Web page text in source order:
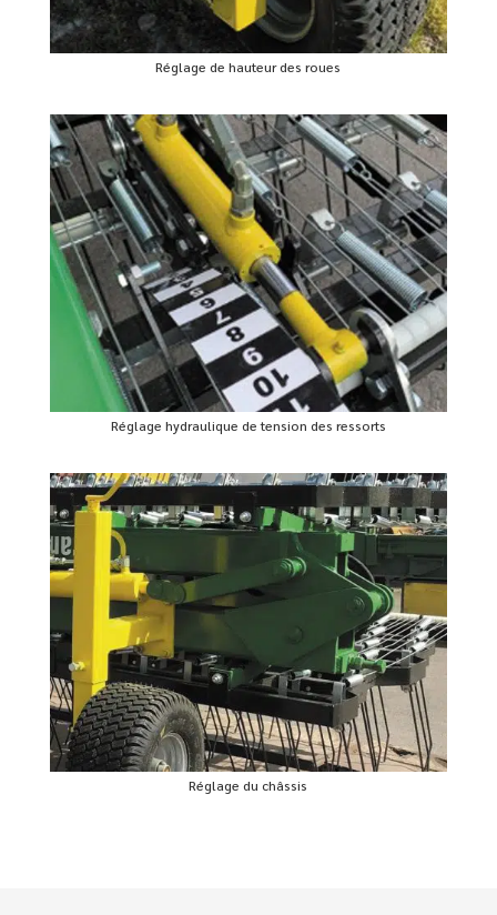
Réglage de hauteur des roues
Réglage hydraulique de tension des ressorts
Réglage du châssis